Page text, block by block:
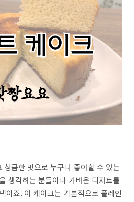
상큼한 맛으로 누구나 좋아할 수 있는
생각하는 분들이나 가벼운 디저트를
이죠. 이 케이크는 기본적으로 플레인